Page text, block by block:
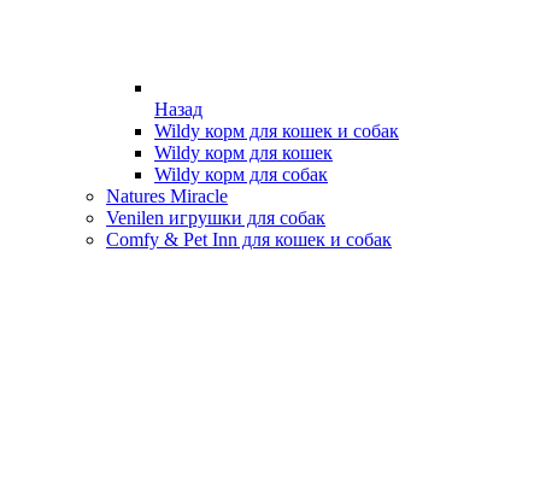
Назад
Wildy корм для кошек и собак
Wildy корм для кошек
Wildy корм для собак
Natures Miracle
Venilen игрушки для собак
Comfy & Pet Inn для кошек и собак